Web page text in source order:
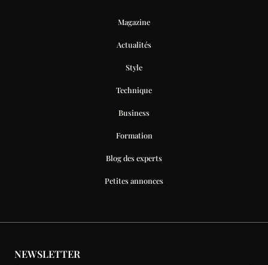
Magazine
Actualités
Style
Technique
Business
Formation
Blog des experts
Petites annonces
NEWSLETTER